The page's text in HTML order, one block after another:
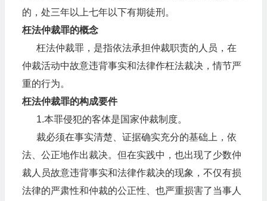
的，处三年以上七年以下有期徒刑。
枉法仲裁罪的概念
枉法仲裁罪，是指依法承担仲裁职责的人员，在
仲裁活动中故意违背事实和法律作枉法裁决，情节严
重的行为。
枉法仲裁罪的构成要件
1.本罪侵犯的客体是国家仲裁制度。
裁必须在事实清楚、证据确实充分的基础上，依
法、公正地作出裁决。但在实践中，也出现了少数仲
裁人员故意违背事实和法律作裁决的现象，不仅有损
法律的严肃性和仲裁的公正性、也严重损害了当事人